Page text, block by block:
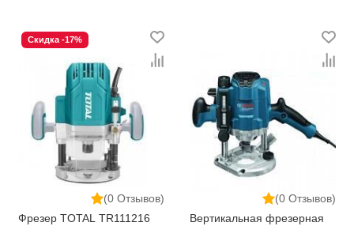
(0 Отзывов)
Скидка -17%
Фрезер TOTAL TR111216
(0 Отзывов)
Вертикальная фрезерная